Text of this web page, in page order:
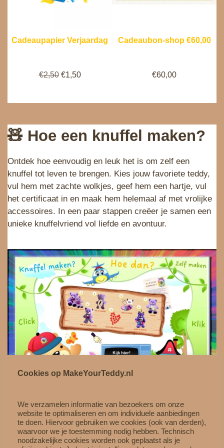
k
r
w
a
:
€
1
,
2
5
s
.
D
V
R
O
P
Cadeaupapier Verjaardag
€2,50 O
p
r
n
k
e
l
i
j
e
p
r
i
j
s
w
a
s
€
,
5
0
.
€1,50H
i
g
p
r
i
j
s
i
:
€
1
,
5
0
.
Cadeaubon-shop €60,00
€60,00
🧸 Hoe een knuffel maken?
Ontdek hoe eenvoudig en leuk het is om zelf een
knuffel tot leven te brengen. Kies jouw favoriete teddy,
vul hem met zachte wolkjes, geef hem een hartje, vul
het certificaat in en maak hem helemaal af met vrolijke
accessoires. In een paar stappen creëer je samen een
unieke knuffelvriend vol liefde en avontuur.
☝️ Video Knuffel Maken ☝️
Cookies op MakeYourTeddy.nl
We verzamelen informatie van bezoekers om onze
website te optimaliseren en om individuele aanbiedingen
te doen. Hiervoor gebruiken we cookies (ook van derden),
waarvoor we je toestemming nodig hebben. Technisch
noodzakelijke cookies worden ook geplaatst als je